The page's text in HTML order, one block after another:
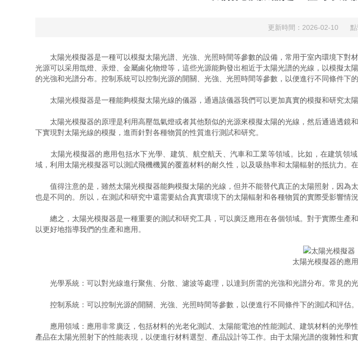
更新時間：2026-02-10 點
太陽光模擬器是一種可以模擬太陽光譜、光強、光照時間等參數的設備，常用于室內環境下對
光源可以采用氙燈、汞燈、金屬鹵化物燈等，這些光源能夠發出相近于太陽光譜的光線，以模擬
的光強和光譜分布。控制系統可以控制光源的開關、光強、光照時間等參數，以便進行不同條件下的
太陽光模擬器是一種能夠模擬太陽光線的儀器，通過該儀器我們可以更加真實的模擬和研究太陽
太陽光模擬器的原理是利用高壓氙氣燈或者其他類似的光源來模擬太陽的光線，然后通過透鏡
下實現對太陽光線的模擬，進而針對各種物質的性質進行測試和研究。
太陽光模擬器的應用包括水下光學、建筑、航空航天、汽車和工業等領域。比如，在建筑領
域，利用太陽光模擬器可以測試飛機機翼的覆蓋材料的耐久性，以及吸熱率和太陽輻射的抵抗力。
值得注意的是，雖然太陽光模擬器能夠模擬太陽的光線，但并不能替代真正的太陽照射，因為
也是不同的。所以，在測試和研究中還需要結合真實環境下的太陽輻射和各種物質的實際受影響情
總之，太陽光模擬器是一種重要的測試和研究工具，可以廣泛應用在各個領域。對于實際生產
以更好地指導我們的生產和應用。
太陽光模擬器的應用
光學系統：可以對光線進行聚焦、分散、濾波等處理，以達到所需的光強和光譜分布。常見的光
控制系統：可以控制光源的開關、光強、光照時間等參數，以便進行不同條件下的測試和評估。
應用領域：應用非常廣泛，包括材料的光老化測試、太陽能電池的性能測試、建筑材料的光學
產品在太陽光照射下的性能表現，以便進行材料選型、產品設計等工作。由于太陽光譜的復雜性